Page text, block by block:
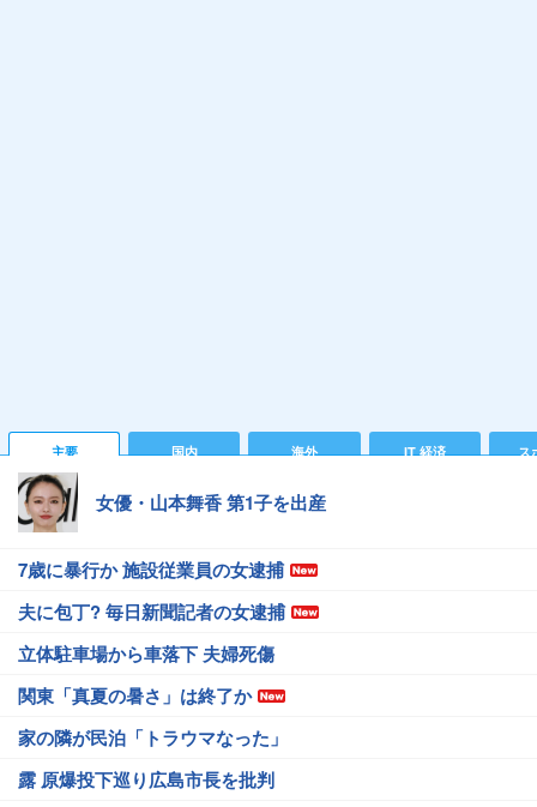
主要 国内 海外 IT 経済 ス
女優・山本舞香 第1子を出産
7歳に暴行か 施設従業員の女逮捕
夫に包丁? 毎日新聞記者の女逮捕
立体駐車場から車落下 夫婦死傷
関東「真夏の暑さ」は終了か
家の隣が民泊「トラウマなった」
露 原爆投下巡り広島市長を批判